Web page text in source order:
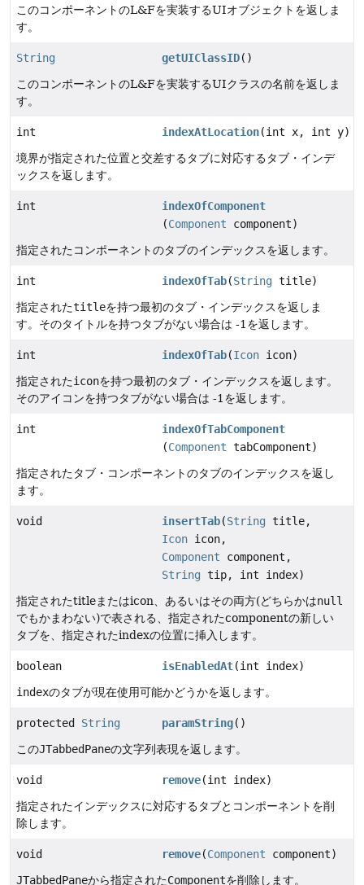
このコンポーネントのL&Fを実装するUIオブジェクトを返しま
す。
String getUIClassID()
このコンポーネントのL&Fを実装するUIクラスの名前を返しま
す。
int indexAtLocation(int x, int y)
境界が指定された位置と交差するタブに対応するタブ・インデ
ックスを返します。
int
indexOfComponent
(Component component)
指定されたコンポーネントのタブのインデックスを返します。
int indexOfTab(String title)
指定されたtitleを持つ最初のタブ・インデックスを返しま
す。そのタイトルを持つタブがない場合は -1を返します。
int indexOfTab(Icon icon)
指定されたiconを持つ最初のタブ・インデックスを返します。
そのアイコンを持つタブがない場合は -1を返します。
int
indexOfTabComponent
(Component tabComponent)
指定されたタブ・コンポーネントのタブのインデックスを返し
ます。
void insertTab(String title,
Icon icon,
Component component,
String tip, int index)
指定されたtitleまたはicon、あるいはその両方(どちらかはnull
でもかまわない)で表される、指定されたcomponentの新しい
タブを、指定されたindexの位置に挿入します。
boolean isEnabledAt(int index)
indexのタブが現在使用可能かどうかを返します。
protected String paramString()
このJTabbedPaneの文字列表現を返します。
void remove(int index)
指定されたインデックスに対応するタブとコンポーネントを削
除します。
void remove(Component component)
JTabbedPaneから指定されたComponentを削除します。